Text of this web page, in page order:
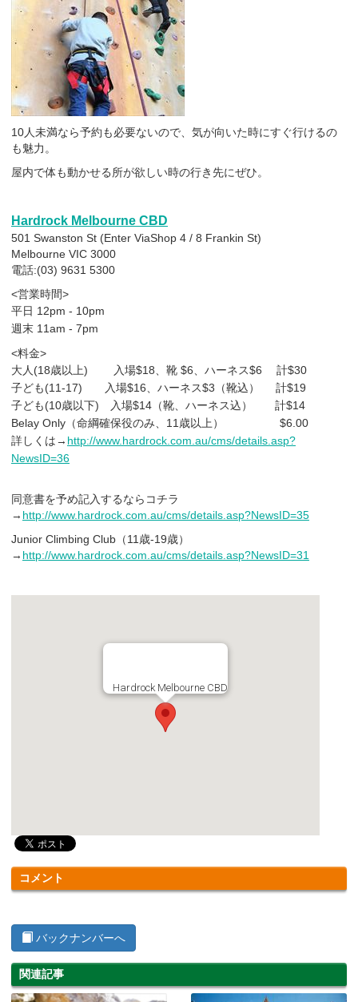
10人未満なら予約も必要ないので、気が向いた時にすぐ行けるの
も魅力。
屋内で体も動かせる所が欲しい時の行き先にぜひ。
Hardrock Melbourne CBD
501 Swanston St (Enter ViaShop 4 / 8 Frankin St)
Melbourne VIC 3000
電話:(03) 9631 5300
<営業時間>
平日 12pm - 10pm
週末 11am - 7pm
<料金>
大人(18歳以上) 入場$18、靴 $6、ハーネス$6 計$30
子ども(11-17) 入場$16、ハーネス$3（靴込） 計$19
子ども(10歳以下) 入場$14（靴、ハーネス込） 計$14
Belay Only（命綱確保役のみ、11歳以上） $6.00
詳しくは→ http://www.hardrock.com.au/cms/details.asp?
NewsID=36
同意書を予め記入するならコチラ
→ http://www.hardrock.com.au/cms/details.asp?NewsID=35
Junior Climbing Club（11歳-19歳）
→ http://www.hardrock.com.au/cms/details.asp?NewsID=31
Hardrock Melbourne CBD
コメント
バックナンバーへ
関連記事